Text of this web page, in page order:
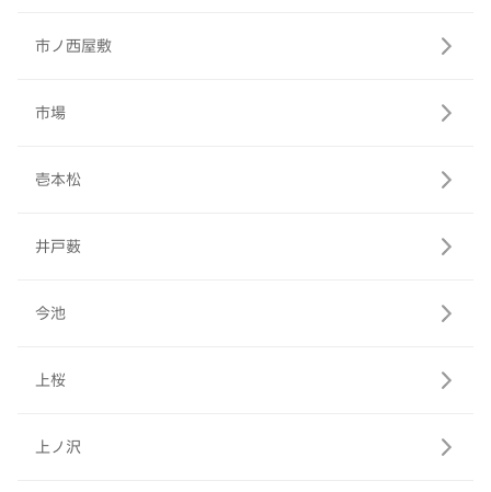
市ノ西屋敷
市場
壱本松
井戸薮
今池
上桜
上ノ沢